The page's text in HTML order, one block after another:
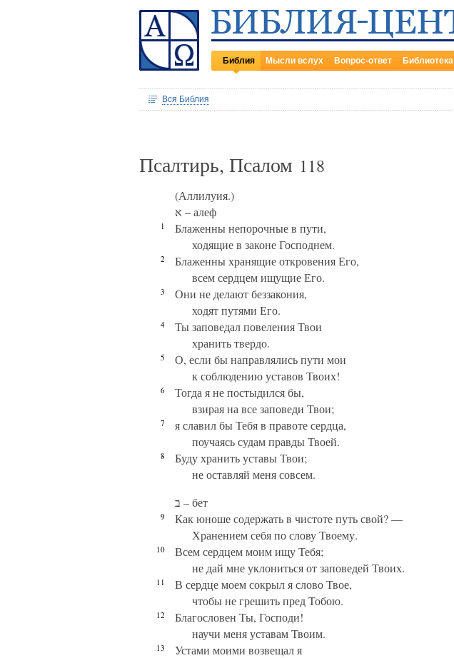
Библия Мысли вслух Вопрос-ответ Библиотека
Вся Библия
Псалтирь, Псалом 118
(Аллилуия.)
א – алеф
1
Блаженны непорочные в пути,
ходящие в законе Господнем.
2
Блаженны хранящие откровения Его,
всем сердцем ищущие Его.
3
Они не делают беззакония,
ходят путями Его.
4
Ты заповедал повеления Твои
хранить твердо.
5
О, если бы направлялись пути мои
к соблюдению уставов Твоих!
6
Тогда я не постыдился бы,
взирая на все заповеди Твои;
7
я славил бы Тебя в правоте сердца,
поучаясь судам правды Твоей.
8
Буду хранить уставы Твои;
не оставляй меня совсем.
ב – бет
9
Как юноше содержать в чистоте путь свой? —
Хранением себя по слову Твоему.
10
Всем сердцем моим ищу Тебя;
не дай мне уклониться от заповедей Твоих.
11
В сердце моем сокрыл я слово Твое,
чтобы не грешить пред Тобою.
12
Благословен Ты, Господи!
научи меня уставам Твоим.
13
Устами моими возвещал я